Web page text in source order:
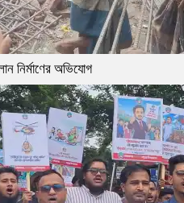
নির্মাণের অভিযোগ